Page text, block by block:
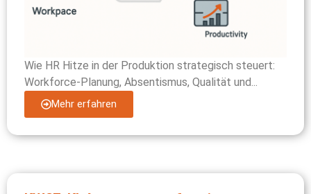
Wie HR Hitze in der Produktion strategisch steuert:
Workforce-Planung, Absentismus, Qualität und...
Mehr erfahren